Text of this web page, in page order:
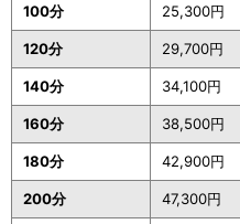
100分 25,300円
120分 29,700円
140分 34,100円
160分 38,500円
180分 42,900円
200分 47,300円